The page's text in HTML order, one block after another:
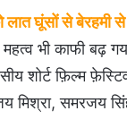
घूंसों से बेरहमी से
भी काफी बढ़
शोर्ट फ़िल्म
मिश्रा, समरजय